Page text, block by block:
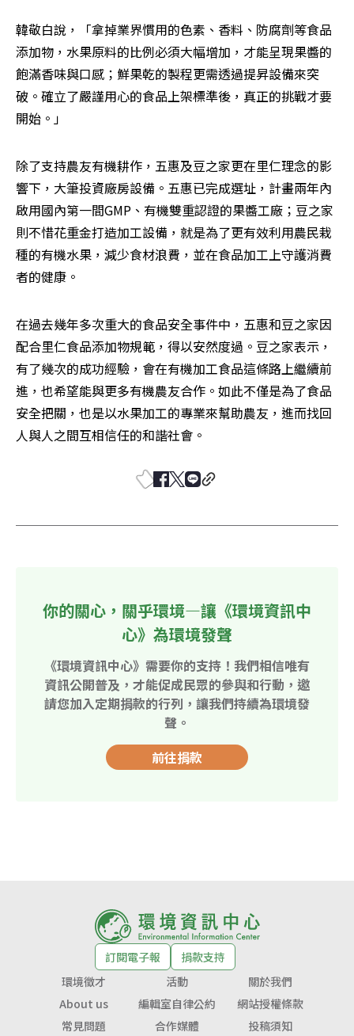
韓敬白說，「拿掉業界慣用的色素、香料、防腐劑等食品
添加物，水果原料的比例必須大幅增加，才能呈現果醬的
飽滿香味與口感；鮮果乾的製程更需透過提昇設備來突
破。確立了嚴謹用心的食品上架標準後，真正的挑戰才要
開始。」
除了支持農友有機耕作，五惠及豆之家更在里仁理念的影
響下，大筆投資廠房設備。五惠已完成選址，計畫兩年內
啟用國內第一間GMP、有機雙重認證的果醬工廠；豆之家
則不惜花重金打造加工設備，就是為了更有效利用農民栽
種的有機水果，減少食材浪費，並在食品加工上守護消費
者的健康。
在過去幾年多次重大的食品安全事件中，五惠和豆之家因
配合里仁食品添加物規範，得以安然度過。豆之家表示，
有了幾次的成功經驗，會在有機加工食品這條路上繼續前
進，也希望能與更多有機農友合作。如此不僅是為了食品
安全把關，也是以水果加工的專業來幫助農友，進而找回
人與人之間互相信任的和諧社會。
你的關心，關乎環境—讓《環境資訊中
心》為環境發聲
《環境資訊中心》需要你的支持！我們相信唯有
資訊公開普及，才能促成民眾的參與和行動，邀
請您加入定期捐款的行列，讓我們持續為環境發
聲。
前往捐款
訂閱電子報
捐款支持
環境徵才
活動
關於我們
About us
編輯室自律公約
網站授權條款
常見問題
合作媒體 投稿須知